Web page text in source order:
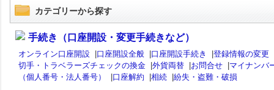
カテゴリーから探す
手続き（口座開設・変更手続きなど）
オンライン口座開設 |口座開設全般 |口座開設手続き |登録情報の変更
切手・トラベラーズチェックの換金 |外貨両替 |お問合せ |マイナンバ
（個人番号・法人番号）
|口座解約 |相続 |紛失・盗難・破損